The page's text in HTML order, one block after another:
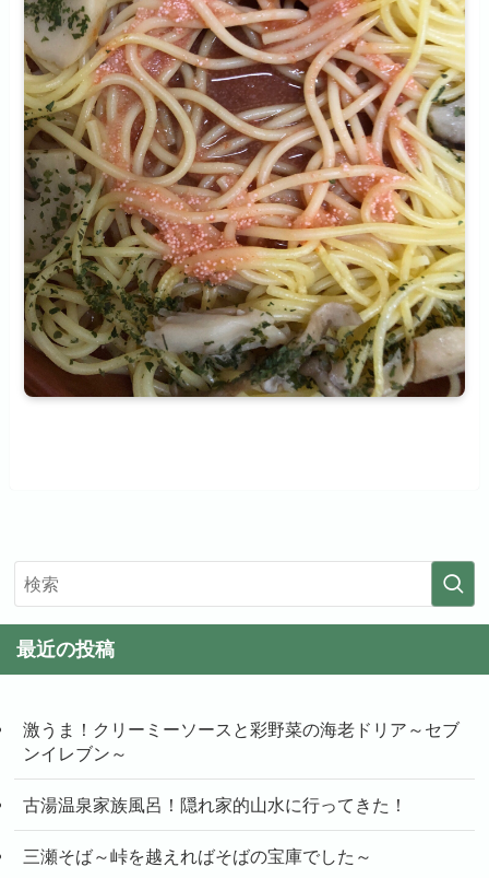
最近の投稿
激うま！クリーミーソースと彩野菜の海老ドリア～セブ
ンイレブン～
古湯温泉家族風呂！隠れ家的山水に行ってきた！
三瀬そば～峠を越えればそばの宝庫でした～